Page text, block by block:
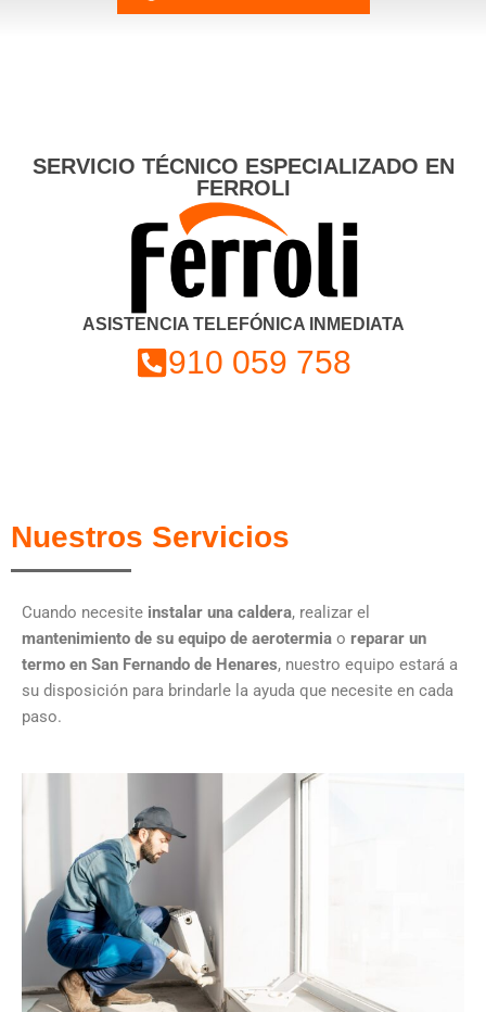
SERVICIO TÉCNICO ESPECIALIZADO EN
FERROLI
ASISTENCIA TELEFÓNICA INMEDIATA
910 059 758
Nuestros Servicios
Cuando necesite instalar una caldera, realizar el
mantenimiento de su equipo de aerotermia o reparar un
termo en San Fernando de Henares, nuestro equipo estará a
su disposición para brindarle la ayuda que necesite en cada
paso.